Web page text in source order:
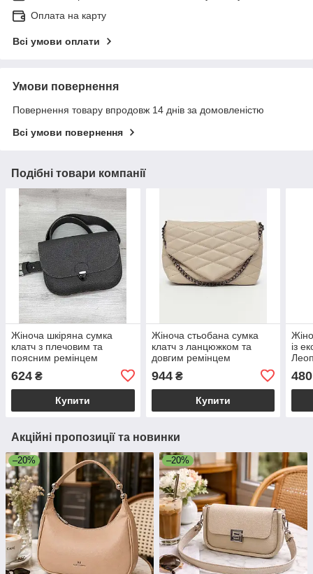
Оплата на карту
Всі умови оплати
Умови повернення
Повернення товару впродовж 14 днів за домовленістю
Всі умови повернення
Подібні товари компанії
Жіноча шкіряна сумка
клатч з плечовим та
поясним ремінцем
624 ₴
Купити
Жіноча стьобана сумка
клатч з ланцюжком та
довгим ремінцем
бежевого кольору
Welassie
944₴
Купити
із
480
Акційні пропозиції та новинки
–20% –20%